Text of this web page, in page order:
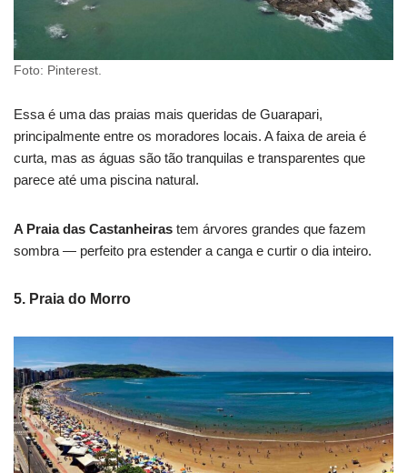
Foto: Pinterest.
Essa é uma das praias mais queridas de Guarapari,
principalmente entre os moradores locais. A faixa de areia é
curta, mas as águas são tão tranquilas e transparentes que
parece até uma piscina natural.
A Praia das Castanheiras tem árvores grandes que fazem
sombra — perfeito pra estender a canga e curtir o dia inteiro.
5. Praia do Morro